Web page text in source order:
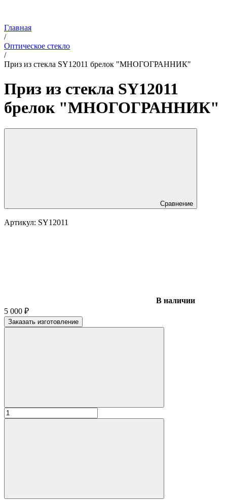
Главная
/
Оптическое стекло
/
Приз из стекла SY12011 брелок "МНОГОГРАННИК"
Приз из стекла SY12011
брелок "МНОГОГРАННИК"
Сравнение
Артикул: SY12011
В наличии
5 000 ₽
Заказать изготовление